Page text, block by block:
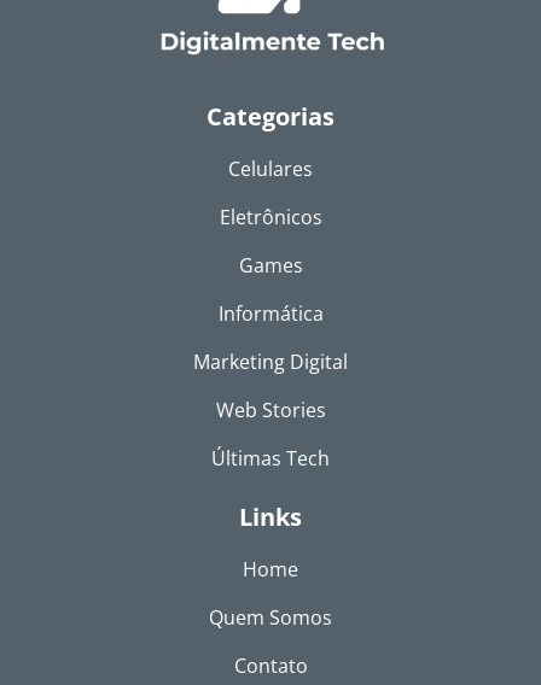
Categorias
Celulares
Eletrônicos
Games
Informática
Marketing Digital
Web Stories
Últimas Tech
Links
Home
Quem Somos
Contato